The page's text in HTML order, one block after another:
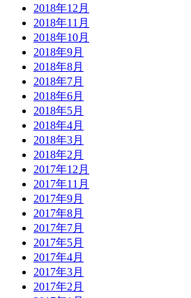
2018年12月
2018年11月
2018年10月
2018年9月
2018年8月
2018年7月
2018年6月
2018年5月
2018年4月
2018年3月
2018年2月
2017年12月
2017年11月
2017年9月
2017年8月
2017年7月
2017年5月
2017年4月
2017年3月
2017年2月